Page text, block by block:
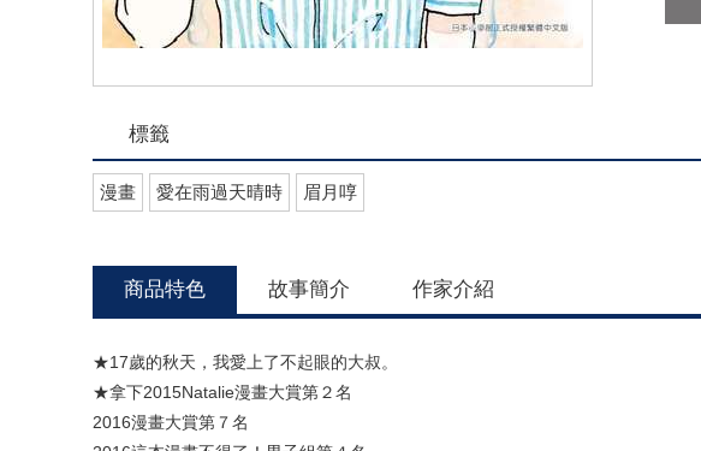
標籤
漫畫 愛在雨過天晴時 眉月啍
商品特色 故事簡介 作家介紹
★17歲的秋天，我愛上了不起眼的大叔。
★拿下2015Natalie漫畫大賞第２名
2016漫畫大賞第７名